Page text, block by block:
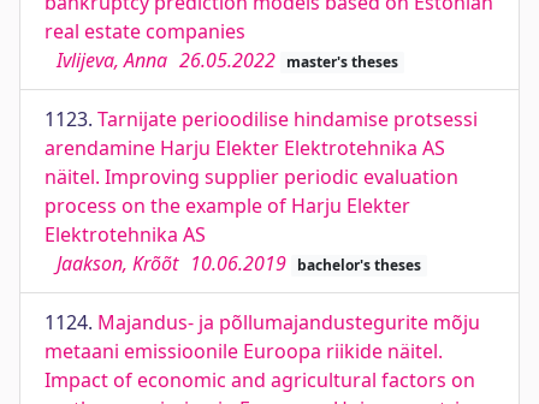
real estate companies
Ivlijeva, Anna 26.05.2022 master's theses
1123. Tarnijate perioodilise hindamise protsessi
arendamine Harju Elekter Elektrotehnika AS
näitel. Improving supplier periodic evaluation
process on the example of Harju Elekter
Elektrotehnika AS
Jaakson, Krõõt 10.06.2019 bachelor's theses
1124. Majandus- ja põllumajandustegurite mõju
metaani emissioonile Euroopa riikide näitel.
Impact of economic and agricultural factors on